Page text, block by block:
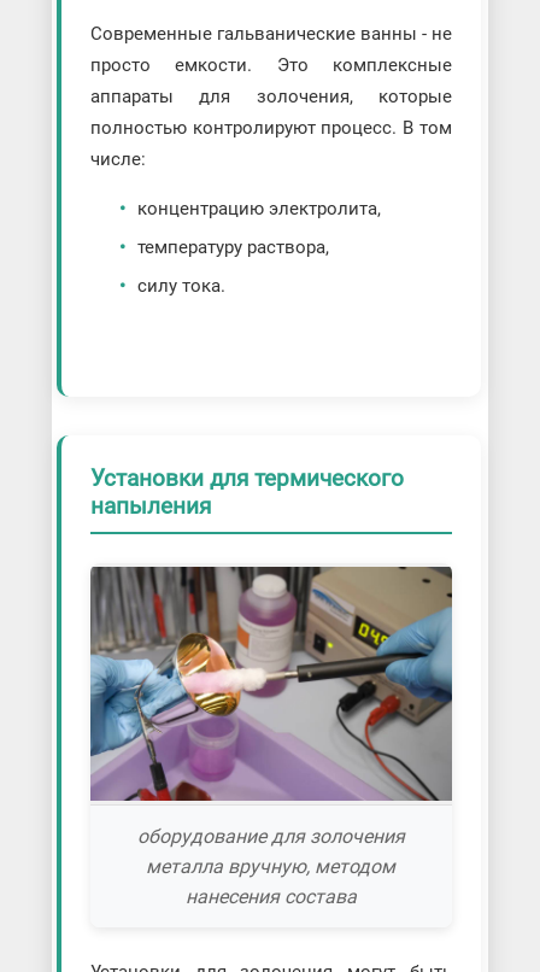
Современные гальванические ванны - не
просто емкости. Это комплексные
аппараты для золочения, которые
полностью контролируют процесс. В том
числе:
концентрацию электролита,
температуру раствора,
силу тока.
Установки для термического
напыления
оборудование для золочения
металла вручную, методом
нанесения состава